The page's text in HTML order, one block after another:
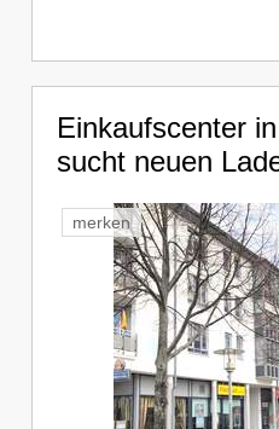
Einkaufscenter
sucht neuen
merken